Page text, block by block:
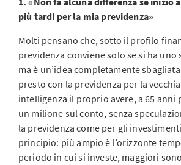
più tardi per la mia previdenza»
Molti pensano che, sotto il profilo
previdenza conviene solo se si ha
ma è un’idea completamente
presto con la previdenza per la
intelligenza il proprio avere, a 65 anni
un milione sul conto, senza
la previdenza come per gli
principio: più ampio è l’orizzonte
periodo in cui si investe, maggiori